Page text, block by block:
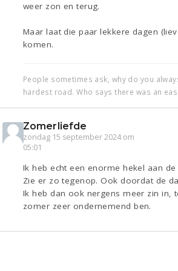
weer zon en terug.
Maar laat die paar lekkere dagen
komen.
People sometimes ask, why do you
hardest road. Who says there was an
Zomerliefde
zondag 15 september 2024 om
05:01
Ik heb echt een enorme hekel aan
Zie er zo tegenop. Ook doordat de
Ik heb dan ook nergens meer zin in,
zomer zeer ondernemend ben.